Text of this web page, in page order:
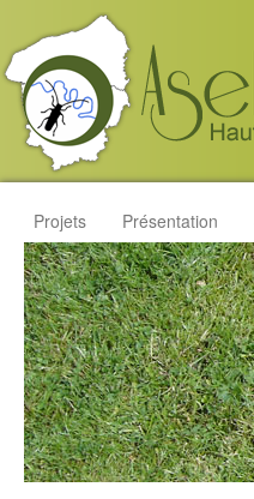
Projets Présentation